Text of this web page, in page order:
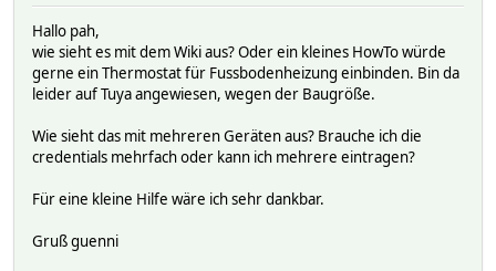
Hallo pah,
wie sieht es mit dem Wiki aus? Oder ein kleines HowTo würde
gerne ein Thermostat für Fussbodenheizung einbinden. Bin da
leider auf Tuya angewiesen, wegen der Baugröße.
Wie sieht das mit mehreren Geräten aus? Brauche ich die
credentials mehrfach oder kann ich mehrere eintragen?
Für eine kleine Hilfe wäre ich sehr dankbar.
Gruß guenni